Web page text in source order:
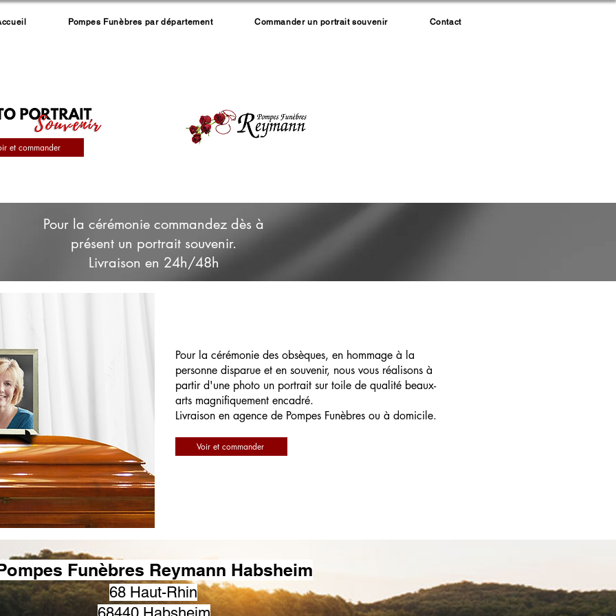
Pompes Funèbres par département Commander un portrait souvenir Contact
et commander
Pour la cérémonie commandez dès à
présent un portrait souvenir.
Livraison en 24h/48h
Pour la cérémonie des obsèques, en hommage à la
personne disparue et en souvenir, nous vous réalisons à
partir d'une photo un portrait sur toile de qualité beaux-
arts magnifiquement encadré.
Livraison en agence de Pompes Funèbres ou à domicile.
Voir et commander
Funèbres Reymann Habsheim
68 Haut-Rhin